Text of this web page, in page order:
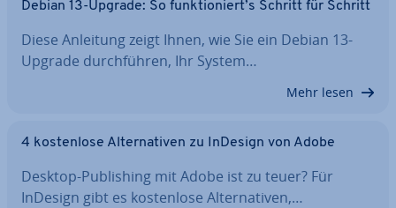
Debian 13-Upgrade: So funk­tio­niert’s Schritt für Schritt
Diese Anleitung zeigt Ihnen, wie Sie ein Debian 13-
Upgrade durch­füh­ren, Ihr System…
Mehr lesen
4 kos­ten­lo­se Al­ter­na­ti­ven zu InDesign von Adobe
Desktop-Pu­bli­shing mit Adobe ist zu teuer? Für
InDesign gibt es kos­ten­lo­se Al­ter­na­ti­ven,…